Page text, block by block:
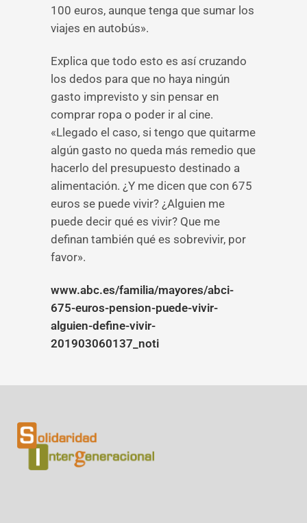
100 euros, aunque tenga que sumar los
viajes en autobús».
Explica que todo esto es así cruzando
los dedos para que no haya ningún
gasto imprevisto y sin pensar en
comprar ropa o poder ir al cine.
«Llegado el caso, si tengo que quitarme
algún gasto no queda más remedio que
hacerlo del presupuesto destinado a
alimentación. ¿Y me dicen que con 675
euros se puede vivir? ¿Alguien me
puede decir qué es vivir? Que me
definan también qué es sobrevivir, por
favor».
www.abc.es/familia/mayores/abci-
675-euros-pension-puede-vivir-
alguien-define-vivir-
201903060137_noti